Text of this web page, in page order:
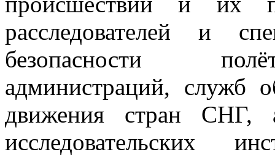
расследователей и
безопасности
администраций, служб
движения стран СНГ,
исследовательских